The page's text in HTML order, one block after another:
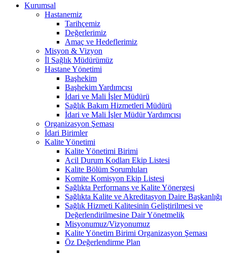
Kurumsal
Hastanemiz
Tarihçemiz
Değerlerimiz
Amaç ve Hedeflerimiz
Misyon & Vizyon
İl Sağlık Müdürümüz
Hastane Yönetimi
Başhekim
Başhekim Yardımcısı
İdari ve Mali İşler Müdürü
Sağlık Bakım Hizmetleri Müdürü
İdari ve Mali İşler Müdür Yardımcısı
Organizasyon Şeması
İdari Birimler
Kalite Yönetimi
Kalite Yönetimi Birimi
Acil Durum Kodları Ekip Listesi
Kalite Bölüm Sorumluları
Komite Komisyon Ekip Listesi
Sağlıkta Performans ve Kalite Yönergesi
Sağlıkta Kalite ve Akreditasyon Daire Başkanlığı
Sağlık Hizmeti Kalitesinin Geliştirilmesi ve
Değerlendirilmesine Dair Yönetmelik
Misyonumuz/Vizyonumuz
Kalite Yönetim Birimi Organizasyon Şeması
Öz Değerlendirme Plan